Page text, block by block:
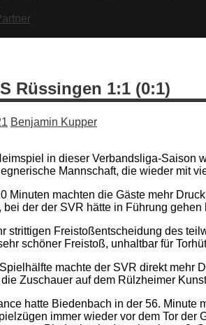
Rüssingen 1:1 (0:1)
Benjamin Kupper
in dieser Verbandsliga-Saison
Mannschaft, die wieder mit
Minuten machten die Gäste mehr
bei der der SVR hätte in Führung
strittigen Freistoßentscheidung des
schöner Freistoß, unhaltbar für
machte der SVR direkt mehr
Zuschauer auf dem Rülzheimer
hatte Biedenbach in der 56. Minute
immer wieder vor dem Tor der